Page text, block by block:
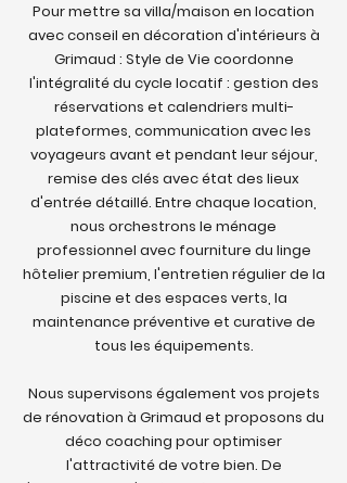
Pour mettre sa villa/maison en location
avec conseil en décoration d'intérieurs à
Grimaud : Style de Vie coordonne
l'intégralité du cycle locatif : gestion des
réservations et calendriers multi-
plateformes, communication avec les
voyageurs avant et pendant leur séjour,
remise des clés avec état des lieux
d'entrée détaillé. Entre chaque location,
nous orchestrons le ménage
professionnel avec fourniture du linge
hôtelier premium, l'entretien régulier de la
piscine et des espaces verts, la
maintenance préventive et curative de
tous les équipements.
Nous supervisons également vos projets
de rénovation à Grimaud et proposons du
déco coaching pour optimiser
l'attractivité de votre bien. De